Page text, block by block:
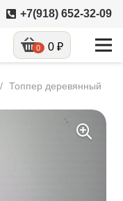
+7(918) 652-32-09
0 0 ₽
/ Топпер деревянный